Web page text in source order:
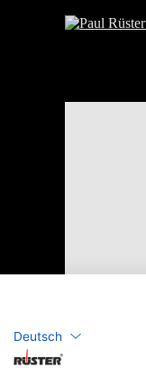
Deutsch